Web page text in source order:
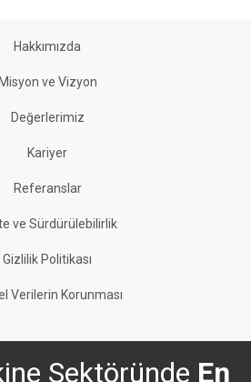
Hakkımızda
Misyon ve Vizyon
Değerlerimiz
Kariyer
Referanslar
ve Sürdürülebilirlik
Gizlilik Politikası
Verilerin Korunması
Sektöründe En